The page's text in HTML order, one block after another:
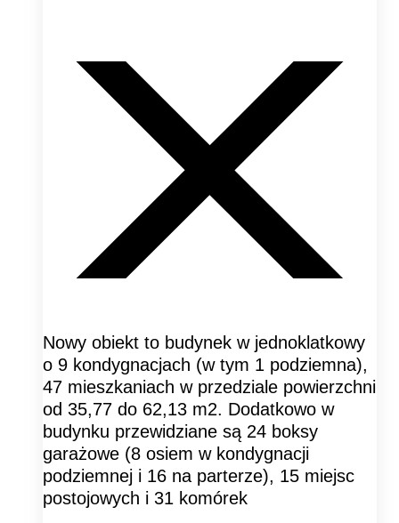
Nowy obiekt to budynek w jednoklatkowy
o 9 kondygnacjach (w tym 1 podziemna),
47 mieszkaniach w przedziale powierzchni
od 35,77 do 62,13 m2. Dodatkowo w
budynku przewidziane są 24 boksy
garażowe (8 osiem w kondygnacji
podziemnej i 16 na parterze), 15 miejsc
postojowych i 31 komórek